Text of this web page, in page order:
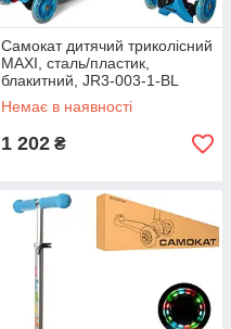
Самокат дитячий триколісний
MAXI, сталь/пластик,
блакитний, JR3-003-1-BL
Немає в наявності
1 202 ₴